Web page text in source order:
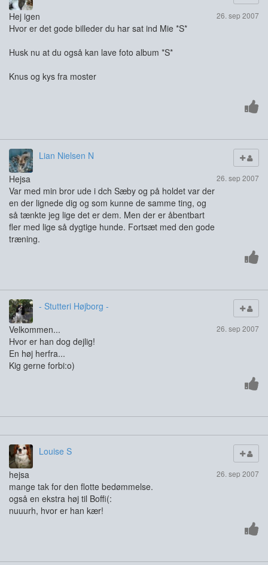
26. sep 2007
Hej igen
Hvor er det gode billeder du har sat ind Mie *S*
Husk nu at du også kan lave foto album *S*
Knus og kys fra moster
Lian Nielsen N
26. sep 2007
Hejsa
Var med min bror ude i dch Sæby og på holdet var der
en der lignede dig og som kunne de samme ting, og
så tænkte jeg lige det er dem. Men der er åbentbart
fler med lige så dygtige hunde. Fortsæt med den gode
træning.
- Stutteri Højborg -
26. sep 2007
Velkommen...
Hvor er han dog dejlig!
En høj herfra...
Kig gerne forbi:o)
Louise S
26. sep 2007
hejsa
mange tak for den flotte bedømmelse.
også en ekstra høj til Boffi(:
nuuurh, hvor er han kær!